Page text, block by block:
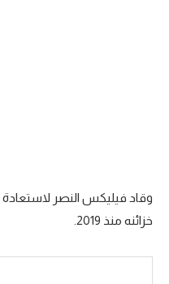
وقاد فيليكس النصر
خزائنه منذ 2019.